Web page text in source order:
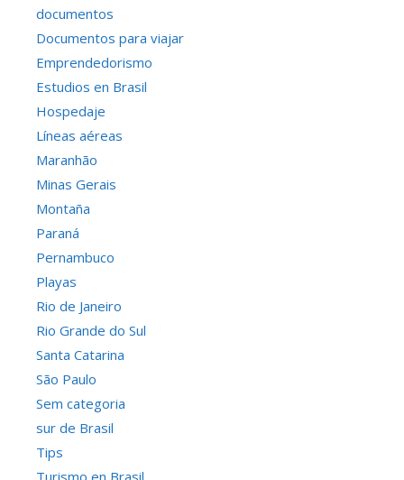
documentos
Documentos para viajar
Emprendedorismo
Estudios en Brasil
Hospedaje
Líneas aéreas
Maranhão
Minas Gerais
Montaña
Paraná
Pernambuco
Playas
Rio de Janeiro
Rio Grande do Sul
Santa Catarina
São Paulo
Sem categoria
sur de Brasil
Tips